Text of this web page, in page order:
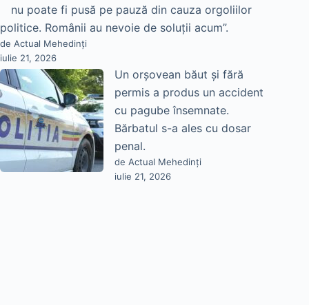
nu poate fi pusă pe pauză din cauza orgoliilor
politice. Românii au nevoie de soluții acum”.
de Actual Mehedinți
iulie 21, 2026
Un orșovean băut și fără
permis a produs un accident
cu pagube însemnate.
Bărbatul s-a ales cu dosar
penal.
de Actual Mehedinți
iulie 21, 2026